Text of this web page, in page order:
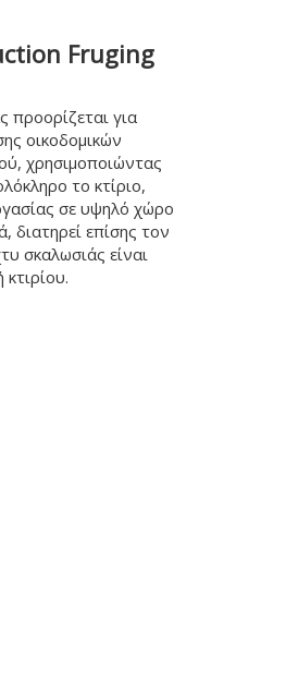
Fruging
προορίζεται για
οικοδομικών
χρησιμοποιώντας
το κτίριο,
σε υψηλό χώρο
επίσης τον
σκαλωσιάς είναι